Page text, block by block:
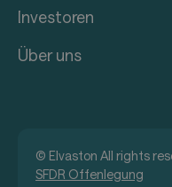
Investoren
Über uns
© Elvaston All rights
SFDR Offenlegung